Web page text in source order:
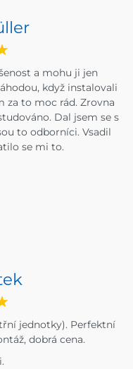
a mohu ji jen
když instalovali
za to moc rád. Zrovna
Dal jsem se s
to odborníci. Vsadil
se mi to.
jednotky). Perfektní
dobrá cena.